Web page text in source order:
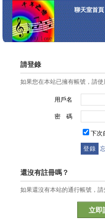
聊天室首頁
請登錄
如果您在本站已擁有帳號，請
用戶名
密 碼
下次
還沒有註冊嗎？
如果還沒有本站的通行帳號，請
立即